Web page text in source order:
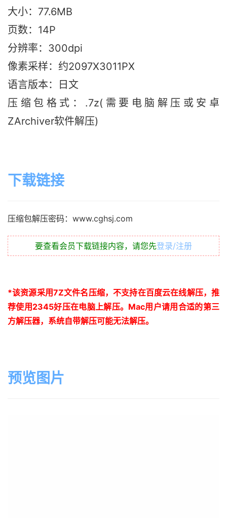
大小：77.6MB
页数：14P
分辨率：300dpi
像素采样：约2097X3011PX
语言版本：日文
压缩包格式：.7z(需要电脑解压或安卓
ZArchiver软件解压)
下载链接
压缩包解压密码：www.cghsj.com
要查看会员下载链接内容，请您先登录/注册
*该资源采用7Z文件名压缩，不支持在百度云在线解压，推
荐使用2345好压在电脑上解压。 Mac用户请用合适的第三
方解压器，系统自带解压可能无法解压。
预览图片